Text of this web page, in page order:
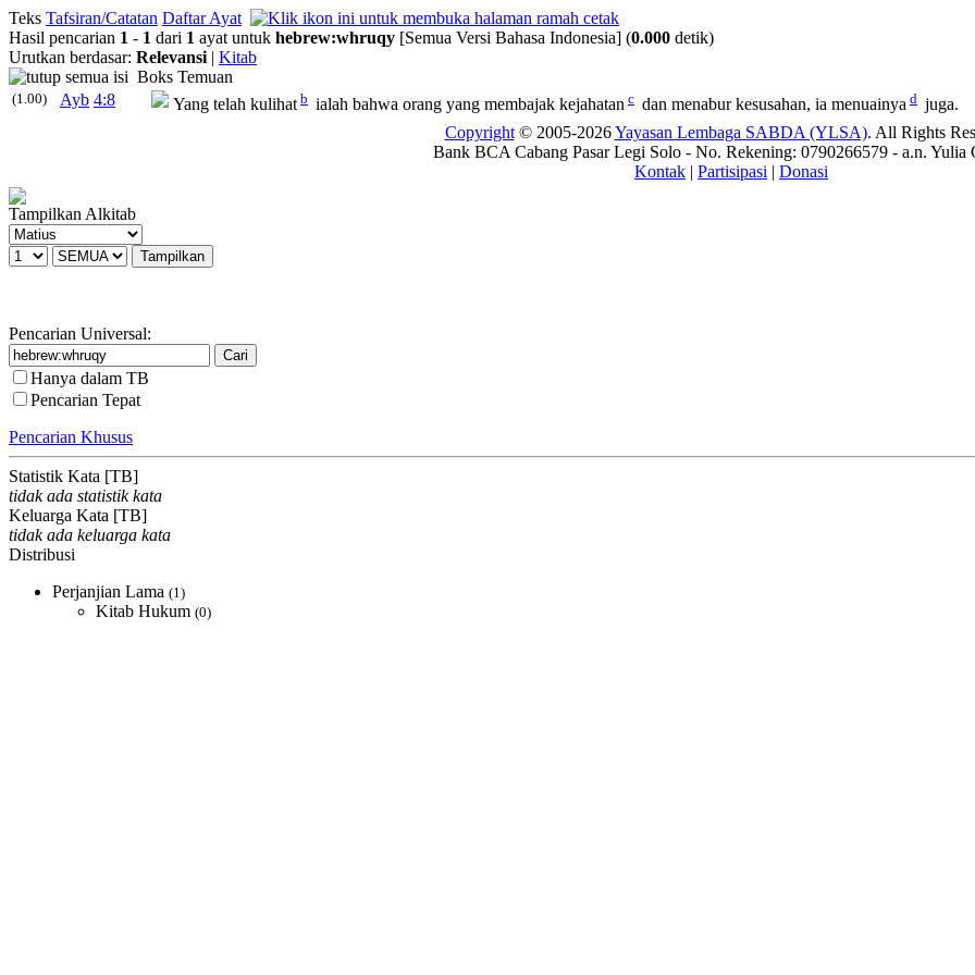
Teks Tafsiran/Catatan Daftar Ayat
Hasil pencarian 1 - 1 dari 1 ayat untuk hebrew:whruqy [Semua Versi Bahasa Indonesia] (0.000 detik)
Urutkan berdasar: Relevansi | Kitab
Boks Temuan
(1.00) Ayb 4:8 Yang telah kulihat b ialah bahwa orang yang membajak kejahatan c dan menabur kesusahan, ia menuainya d juga.
Copyright© 2005-2026Yayasan Lembaga SABDA (YLSA). All Rights
Bank BCA Cabang Pasar Legi Solo - No. Rekening: 0790266579 - a.n. Yulia
Kontak | Partisipasi | Donasi
Tampilkan Alkitab
Pencarian Universal:
Hanya dalam TB
Pencarian Tepat
Pencarian Khusus
Statistik Kata [TB]
tidak ada statistik kata
Keluarga Kata [TB]
tidak ada keluarga kata
Distribusi
Perjanjian Lama (1)
Kitab Hukum (0)